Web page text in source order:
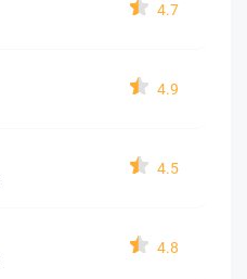
4.7
4.9
4.5
4.8